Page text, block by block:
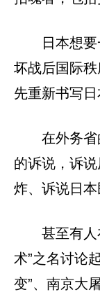
日本想
坏战后国际
先重新书写日
在外务
的诉说，诉
炸、诉说日本
甚至有
术”之名讨论
变”、南京大